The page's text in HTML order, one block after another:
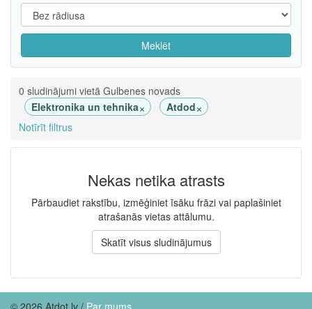
Meklēt
0 sludinājumi vietā Gulbenes novads
Elektronika un tehnika× Atdod×
Notīrīt filtrus
Nekas netika atrasts
Pārbaudiet rakstību, izmēģiniet īsāku frāzi vai paplašiniet
atrašanās vietas attālumu.
Skatīt visus sludinājumus
© 2026 Atdot.lv / Par mums